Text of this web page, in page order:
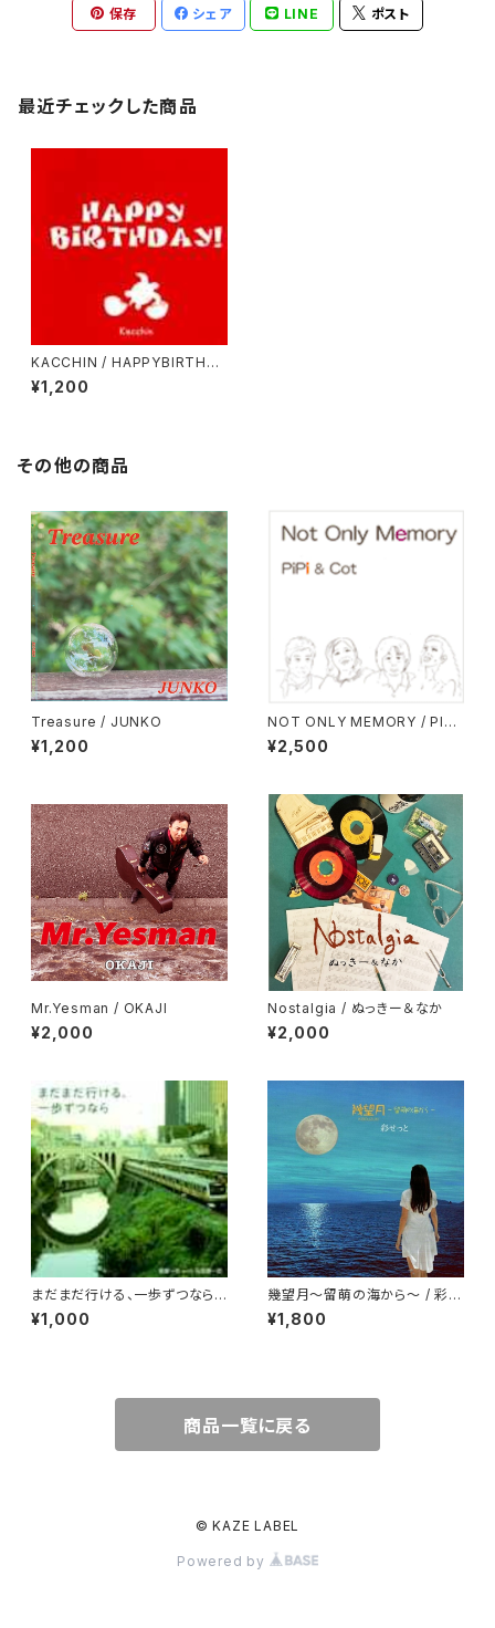
保存 シェア LINE ポスト
最近チェックした商品
KACCHIN / HAPPYBIRTHDA
Y!
¥1,200
その他の商品
Treasure / JUNKO
¥1,200
NOT ONLY MEMORY / PIPI
& Cot
¥2,500
Mr.Yesman / OKAJI
¥2,000
Nostalgia / ぬっきー＆なか
¥2,000
まだまだ行ける、一歩ずつなら /
網倉一也WITH石垣雄一郎
¥1,000
幾望月～留萌の海から～ / 彩せ
っと
¥1,800
商品一覧に戻る
© KAZE LABEL
Powered by